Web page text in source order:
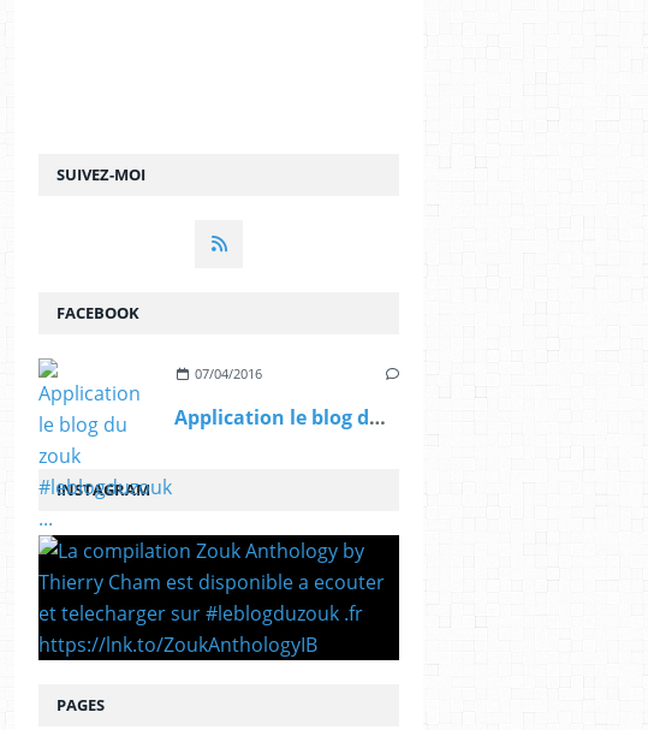
SUIVEZ-MOI
FACEBOOK
07/04/2016
Application le blog du zouk #leblogduzouk ...
INSTAGRAM
PAGES